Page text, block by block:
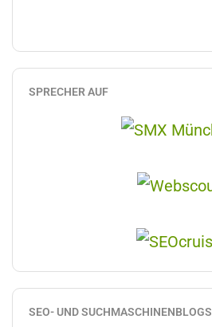
SPRECHER AUF
SEO- UND SUCHMASCHINENBLOGS